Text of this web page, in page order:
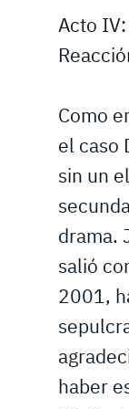
Acto
Como
el caso
sin un
drama.
salió
2001,
haber